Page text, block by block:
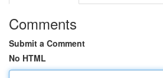
Comments
Submit a Comment
No HTML